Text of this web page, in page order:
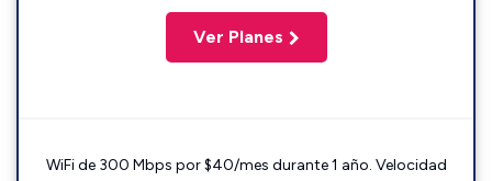
Ver Planes
WiFi de 300 Mbps por $40/mes durante 1 año. Velocidad